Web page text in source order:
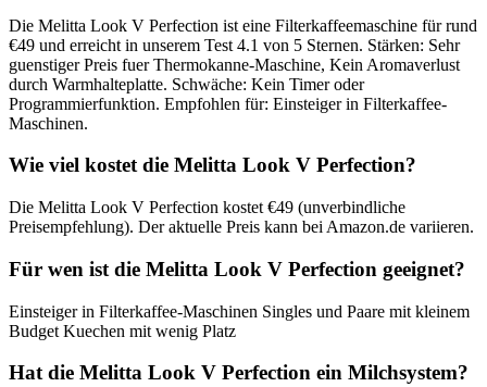
Die Melitta Look V Perfection ist eine Filterkaffeemaschine für rund
€49 und erreicht in unserem Test 4.1 von 5 Sternen. Stärken: Sehr
guenstiger Preis fuer Thermokanne-Maschine, Kein Aromaverlust
durch Warmhalteplatte. Schwäche: Kein Timer oder
Programmierfunktion. Empfohlen für: Einsteiger in Filterkaffee-
Maschinen.
Wie viel kostet die Melitta Look V Perfection?
Die Melitta Look V Perfection kostet €49 (unverbindliche
Preisempfehlung). Der aktuelle Preis kann bei Amazon.de variieren.
Für wen ist die Melitta Look V Perfection geeignet?
Einsteiger in Filterkaffee-Maschinen Singles und Paare mit kleinem
Budget Kuechen mit wenig Platz
Hat die Melitta Look V Perfection ein Milchsystem?